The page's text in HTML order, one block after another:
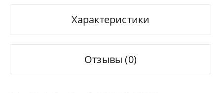
Характеристики
Отзывы (0)